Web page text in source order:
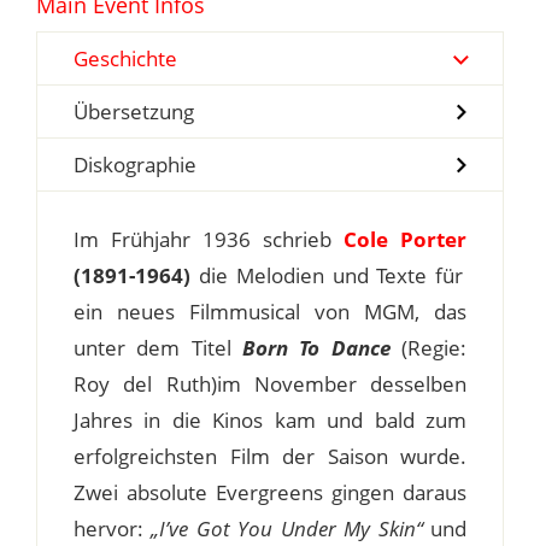
Geschichte
Übersetzung
Diskographie
Im Frühjahr 1936 schrieb Cole Porter
(1891-1964) die Melodien und Texte für
ein neues Filmmusical von MGM, das
unter dem Titel Born To Dance(Regie:
Roy del Ruth)im November desselben
Jahres in die Kinos kam und bald zum
erfolgreichsten Film der Saison wurde.
Zwei absolute Evergreens gingen daraus
hervor:„I’ve Got You Under My Skin“und